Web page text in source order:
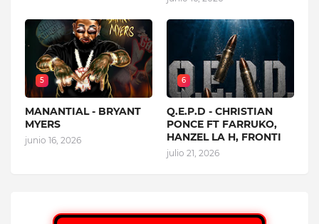
5
MANANTIAL - BRYANT
MYERS
junio 16, 2026
6
Q.E.P.D - CHRISTIAN
PONCE FT FARRUKO,
HANZEL LA H, FRONTI
julio 21, 2026